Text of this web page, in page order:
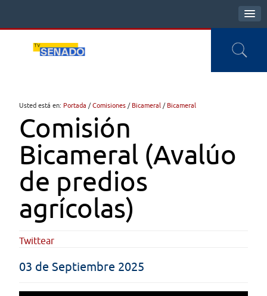
Usted está en: Portada /Comisiones / Bicameral / Bicameral
Comisión
Bicameral (Avalúo
de predios
agrícolas)
Twittear
03 de Septiembre 2025